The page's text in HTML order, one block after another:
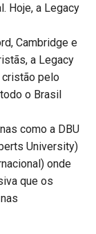
Hoje, a Legacy
Cambridge e
a Legacy
cristão pelo
o Brasil
como a DBU
University)
onde
que os